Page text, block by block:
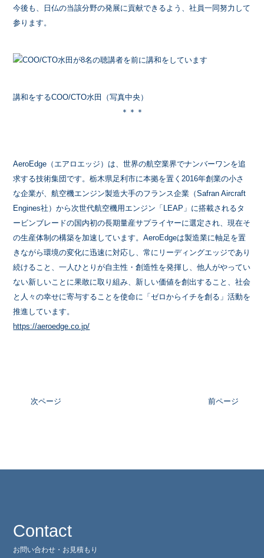
今後も、日仏の当該分野の発展に貢献できるよう、社員一同努力して
参ります。
講和をするCOO/CTO水田（写真中央）
＊＊＊
AeroEdge（エアロエッジ）は、世界の航空業界でナンバーワンを追
求する技術集団です。栃木県足利市に本拠を置く2016年創業の小さ
な企業が、航空機エンジン製造大手のフランス企業（Safran Aircraft
Engines社）から次世代航空機用エンジン「LEAP」に搭載されるタ
ービンブレードの国内初の長期量産サプライヤーに選定され、現在そ
の生産体制の構築を加速しています。AeroEdgeは製造業に軸足を置
きながら環境の変化に迅速に対応し、常にリーディングエッジであり
続けること、一人ひとりが自主性・創造性を発揮し、他人がやってい
ない新しいことに果敢に取り組み、新しい価値を創出すること、社会
と人々の幸せに寄与することを使命に「ゼロからイチを創る」活動を
推進しています。
https://aeroedge.co.jp/
前ページ
次ページ
Contact
お問い合わせ・お見積もり